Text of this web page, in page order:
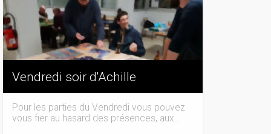
Vendredi soir d'Achille
Pour les parties du Vendredi vous pouvez
vous fier au hasard des présences, aux...